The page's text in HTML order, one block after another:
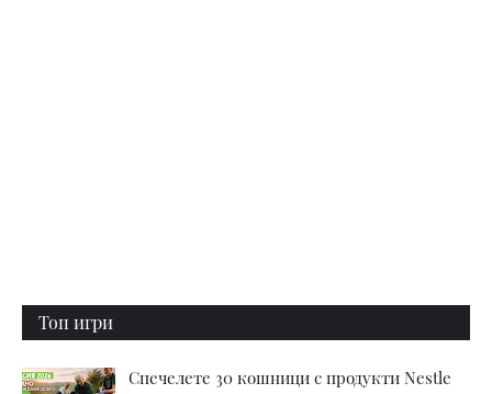
Топ игри
Спечелете 30 кошници с продукти Nestle